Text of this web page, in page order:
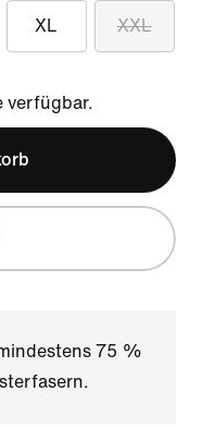
XL XXL
verfügbar.
75 %